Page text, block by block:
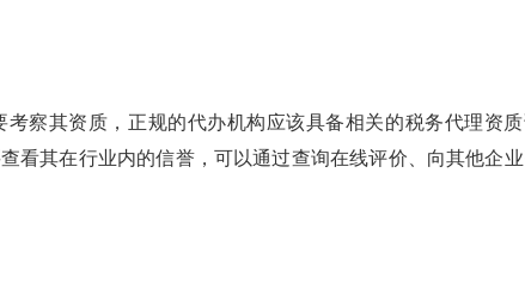
察其资质，正规的代办机构应该具备相关的税务代理资
看其在行业内的信誉，可以通过查询在线评价、向其他企